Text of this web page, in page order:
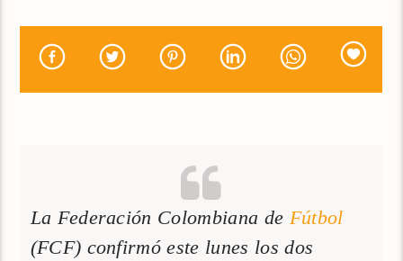
La Federación Colombiana de Fútbol
(FCF) confirmó este lunes los dos